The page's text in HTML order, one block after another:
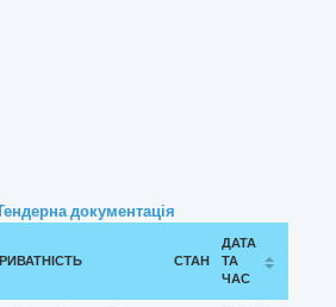
документація
СТАН
ДАТА
ТА
ЧАС